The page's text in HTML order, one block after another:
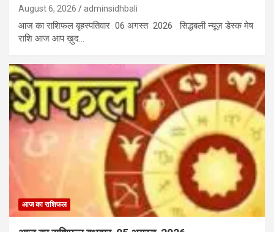
August 6, 2026 adminsidhbali
आज का राशिफल बृहस्पतिवार 06 अगस्त 2026 सिद्धबली न्यूज़ डेस्क मेष
राशि आज आप ख़ुद…
आज का राशिफल